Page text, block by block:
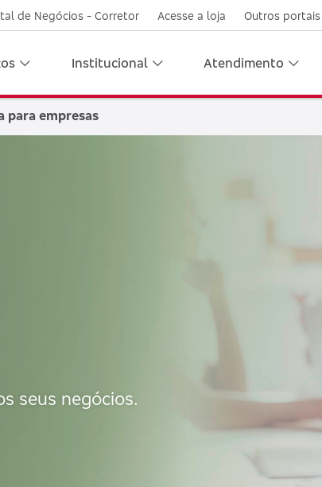
de Negócios - Corretor Acesse a loja Outros portais
Institucional Atendimento
para empresas
seus negócios.